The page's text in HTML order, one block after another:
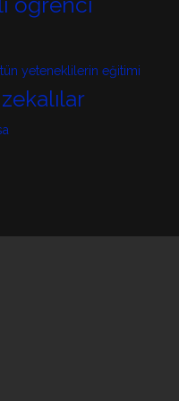
öğrenci
yeteneklilerin eğitimi